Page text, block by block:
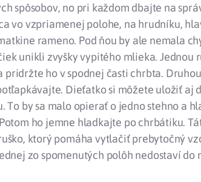
spôsobov, no pri každom dbajte na
vo vzpriamenej polohe, na hrudníku,
rameno. Pod ňou by ale nemala
unikli zvyšky vypitého mlieka. Jednou
pridržte ho v spodnej časti chrbta.
Dieťatko si môžete uložiť aj
To by sa malo opierať o jedno stehno a
ho jemne hladkajte po chrbátiku.
ktorý pomáha vytlačiť prebytočný
zo spomenutých polôh nedostaví do